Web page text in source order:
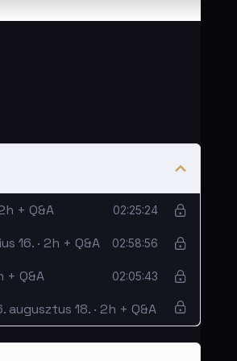
AI agensek, automatizált
be egy automatizmust a
+ Q&A 02:25:24
16. · 2h + Q&A 02:58:56
+ Q&A 02:05:43
18. · 2h + Q&A